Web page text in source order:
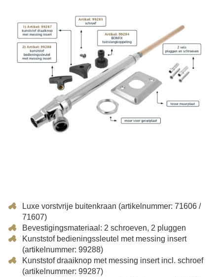
Luxe vorstvrije buitenkraan (artikelnummer: 71606 /
71607)
Bevestigingsmateriaal: 2 schroeven, 2 pluggen
Kunststof bedieningssleutel met messing insert
(artikelnummer: 99288)
Kunststof draaiknop met messing insert incl. schroef
(artikelnummer: 99287)